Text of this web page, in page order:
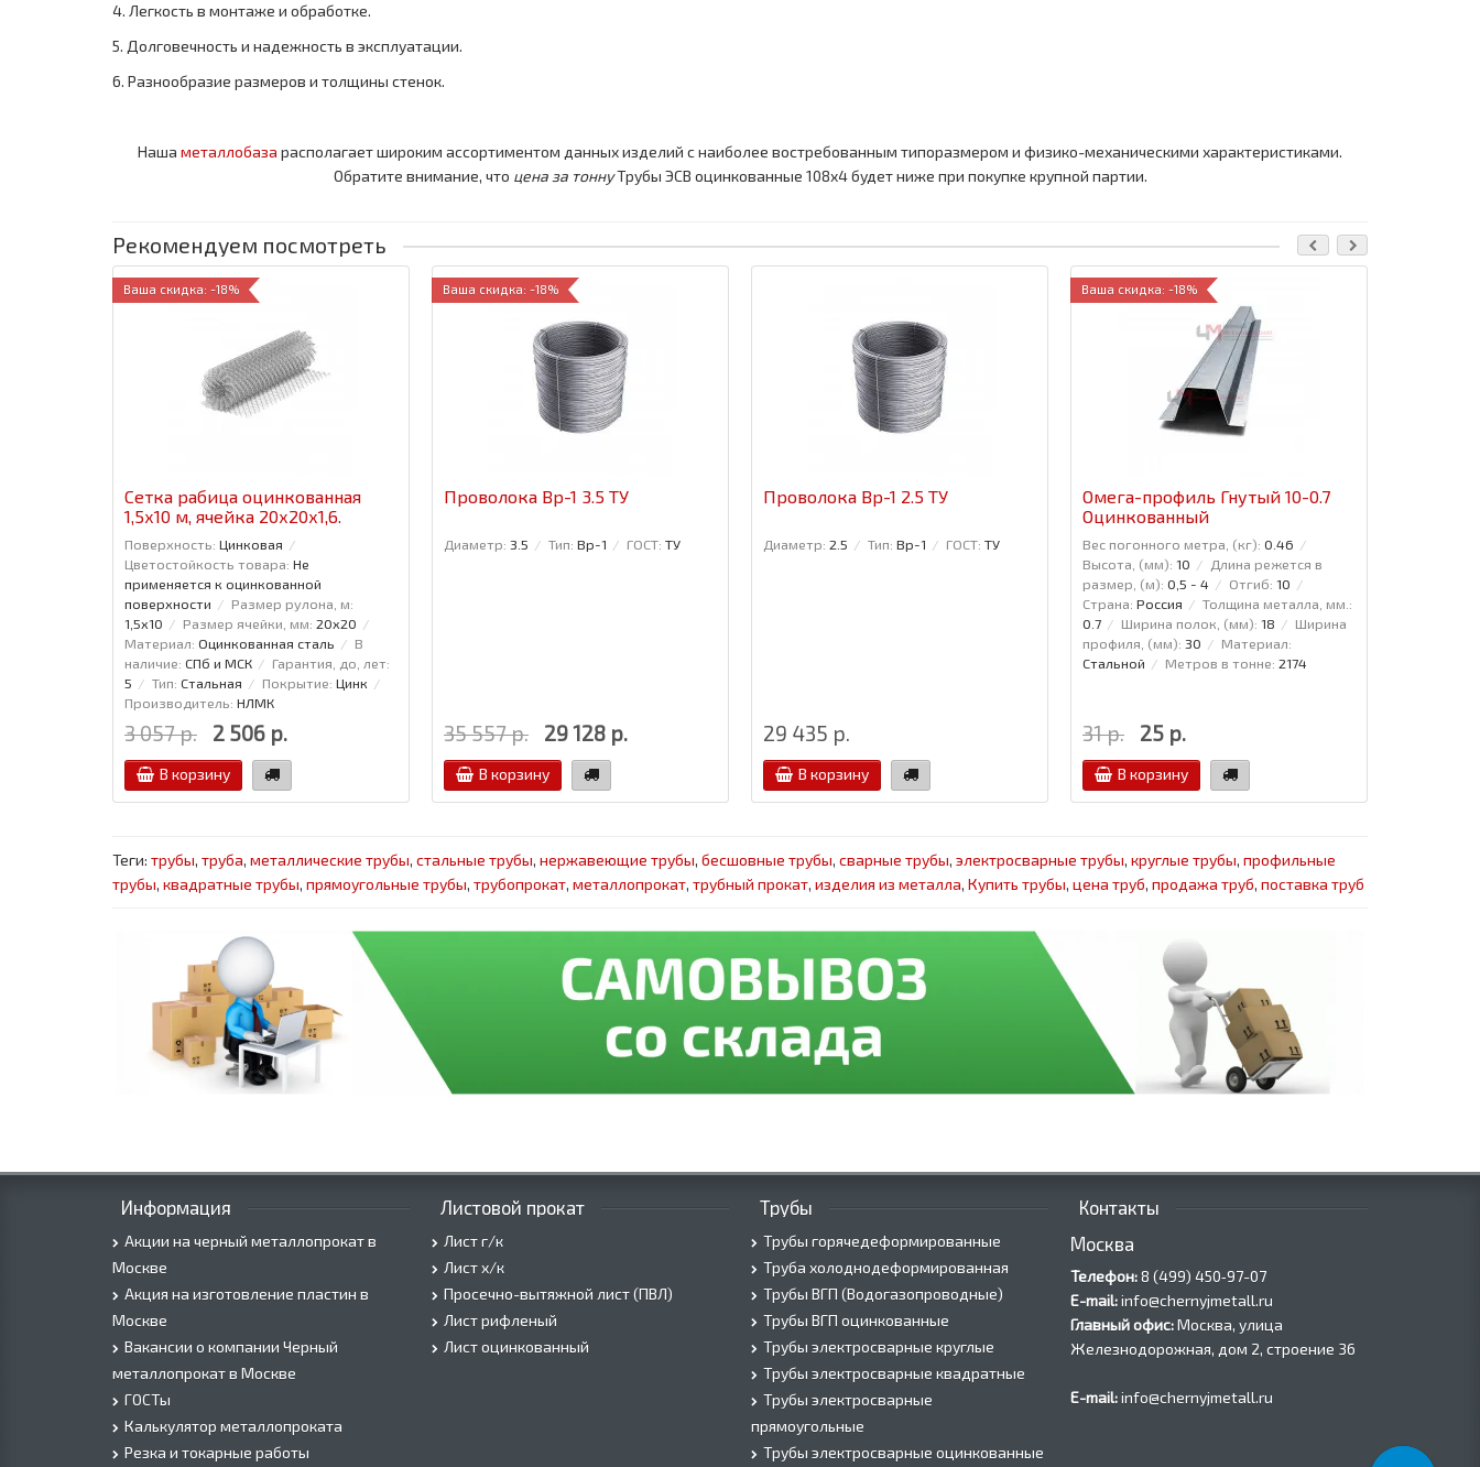
4. Легкость в монтаже и обработке.
5. Долговечность и надежность в эксплуатации.
6. Разнообразие размеров и толщины стенок.
Наша металлобаза располагает широким ассортиментом данных изделий с наиболее востребованным типоразмером и физико-механическими характеристиками.
Обратите внимание, что цена за тоннуТрубы ЭСВ оцинкованные 108x4 будет ниже при покупке крупной партии.
Рекомендуем посмотреть
Ваша скидка: -18%
Сетка рабица оцинкованная
1,5x10 м, ячейка 20x20x1,6.
Поверхность: Цинковая
Цветостойкость товара: Не
применяется к оцинкованной
поверхности
Размер рулона, м:
1,5x10
Размер ячейки, мм: 20x20
Материал: Оцинкованная сталь
В
наличие: СПб и МСК
Гарантия, до, лет:
5
Тип: Стальная Покрытие: Цинк
Производитель: НЛМК
3 057 р. 2 506 р.
В корзину
Ваша скидка: -18%
Проволока Вр-1 3.5 ТУ
Диаметр: 3.5 Тип: Вр-1 ГОСТ: ТУ
35 557 р. 29 128 р.
В корзину
Проволока Вр-1 2.5 ТУ
Диаметр: 2.5 Тип: Вр-1 ГОСТ: ТУ
29 435 р.
В корзину
Ваша скидка: -18%
Омега-профиль Гнутый 10-0.7
Оцинкованный
Вес погонного метра, (кг): 0.46
Высота, (мм): 10
Длина режется в
размер, (м): 0,5 - 4 Отгиб: 10
Страна: Россия
Толщина металла, мм.:
0.7
Ширина полок, (мм): 18
Ширина
профиля, (мм): 30
Материал:
Стальной
Метров в тонне: 2174
31 р. 25 р.
В корзину
Теги: трубы, труба, металлические трубы, стальные трубы, нержавеющие трубы, бесшовные трубы, сварные трубы, электросварные трубы, круглые трубы, профильные
трубы, квадратные трубы, прямоугольные трубы, трубопрокат, металлопрокат, трубный прокат, изделия из металла, Купить трубы, цена труб, продажа труб, поставка труб
Информация
Акции на черный металлопрокат в
Москве
Акция на изготовление пластин в
Москве
Вакансии о компании Черный
металлопрокат в Москве
ГОСТы
Калькулятор металлопроката
Резка и токарные работы
Листовой прокат
Лист г/к
Лист х/к
Просечно-вытяжной лист (ПВЛ)
Лист рифленый
Лист оцинкованный
Трубы
Трубы горячедеформированные
Труба холоднодеформированная
Трубы ВГП (Водогазопроводные)
Трубы ВГП оцинкованные
Трубы электросварные круглые
Трубы электросварные квадратные
Трубы электросварные
прямоугольные
Трубы электросварные оцинкованные
Контакты
Москва
Телефон:8 (499) 450‑97-07
E-mail:info@chernyjmetall.ru
Главный офис:Москва, улица
Железнодорожная, дом 2, строение 36
E-mail:info@chernyjmetall.ru